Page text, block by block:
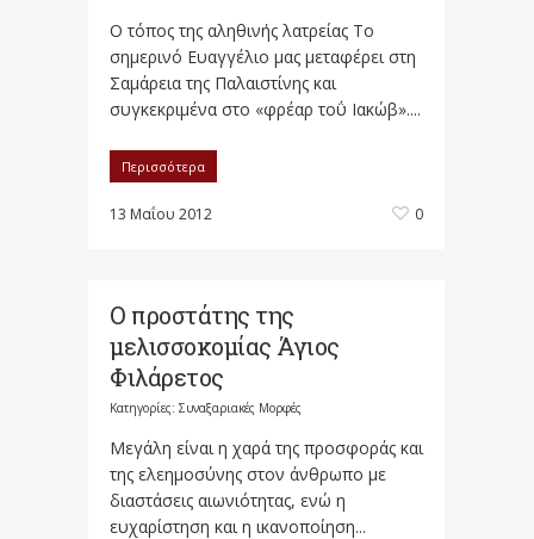
Ο τόπος της αληθινής λατρείας Το
σημερινό Ευαγγέλιο μας μεταφέρει στη
Σαμάρεια της Παλαιστίνης και
συγκεκριμένα στο «φρέαρ τοΰ Ιακώβ»....
Περισσότερα
13 Μαΐου 2012 0
Ο προστάτης της
μελισσοκομίας Άγιος
Φιλάρετος
Κατηγορίες: Συναξαριακές Μορφές
Μεγάλη είναι η χαρά της προσφοράς και
της ελεημοσύνης στον άνθρωπο με
διαστάσεις αιωνιότητας, ενώ η
ευχαρίστηση και η ικανοποίηση...